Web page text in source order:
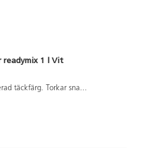
readymix 1 l Vit
täckfärg. Torkar sna...